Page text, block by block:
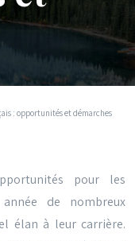
: opportunités et démarches
pour les
de nombreux
élan à leur carrière.